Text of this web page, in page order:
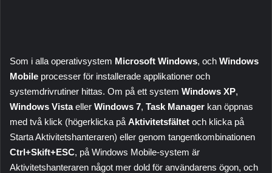
Som i alla operativsystem Microsoft Windows, och Windows
Mobile processer för installerade applikationer och
systemdrivrutiner hittas. Om på ett system Windows XP,
Windows Vistaeller Windows 7, Task Manager kan öppnas
med två klick (högerklicka på Aktivitetsfältet och klicka på
Starta Aktivitetshanteraren) eller genom tangentkombinationen
Ctrl+Skift+ESC, på Windows Mobile-system är
Aktivitetshanteraren något mer dold för användarens ögon, och